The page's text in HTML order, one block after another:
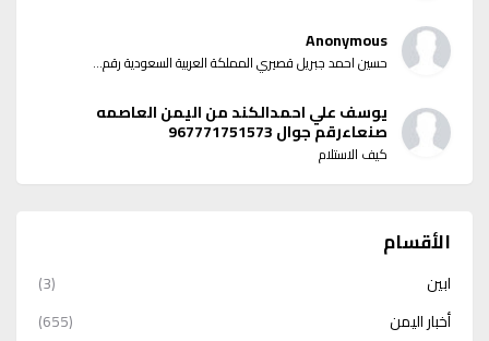
Anonymous
حسين احمد جبريل قصيري المملكة العربية السعودية رقم...
يوسف علي احمدالكند من اليمن العاصمه
صنعاءرقم جوال 967771751573
كيف الاستلام
الأقسام
ابين
(3)
أخبار اليمن
(655)